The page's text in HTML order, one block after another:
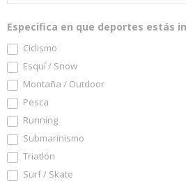
Especifica en que deportes estás
Ciclismo
Esquí / Snow
Montaña / Outdoor
Pesca
Running
Submarinismo
Triatlón
Surf / Skate